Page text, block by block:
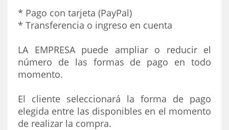
* Pago con tarjeta (PayPal)
* Transferencia o ingreso en cuenta
LA EMPRESA puede ampliar o reducir el
número de las formas de pago en todo
momento.
El cliente seleccionará la forma de pago
elegida entre las disponibles en el momento
de realizar la compra.